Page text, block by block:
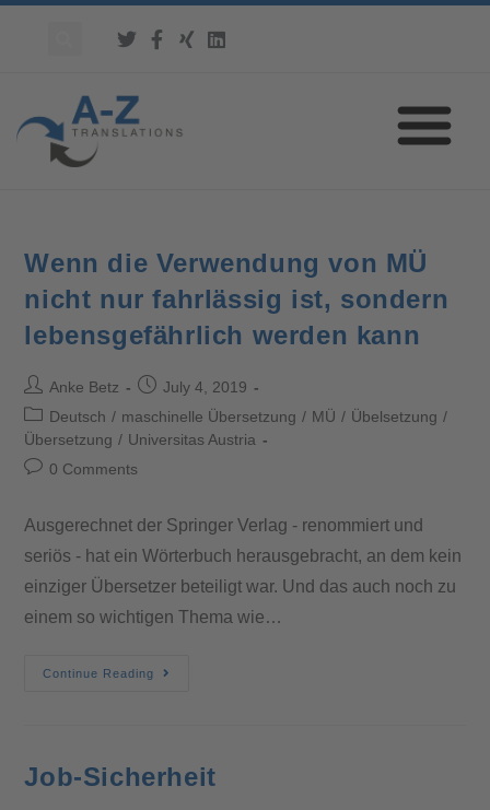
Wenn die Verwendung von MÜ
nicht nur fahrlässig ist, sondern
lebensgefährlich werden kann
Anke Betz
July 4, 2019
Deutsch / maschinelle Übersetzung / MÜ / Übelsetzung /
Übersetzung / Universitas Austria
0 Comments
Ausgerechnet der Springer Verlag - renommiert und
seriös - hat ein Wörterbuch herausgebracht, an dem kein
einziger Übersetzer beteiligt war. Und das auch noch zu
einem so wichtigen Thema wie…
Continue Reading
Job-Sicherheit